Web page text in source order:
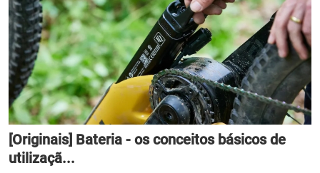
[Originais] Bateria - os conceitos básicos de
utilizaçã...